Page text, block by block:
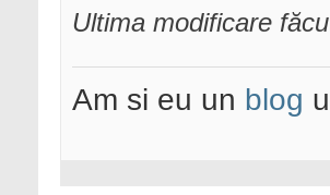
Ultima modificare
Am si eu un blog